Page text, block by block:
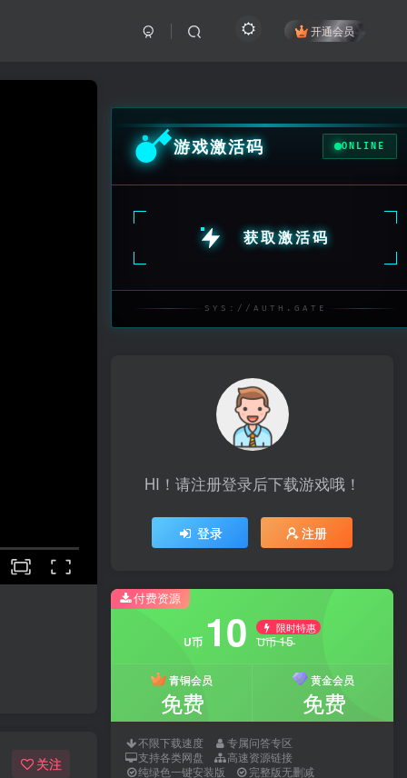
开通会员
关注
游戏激活码 ONLINE
获取激活码
SYS://AUTH.GATE
HI！请注册登录后下载游戏哦！
登录 注册
付费资源
U币 10 限时特惠
U币15
青铜会员
免费
黄金会员
免费
不限下载速度
专属问答专区
支持各类网盘
高速资源链接
纯绿色一键安装版
完整版无删减